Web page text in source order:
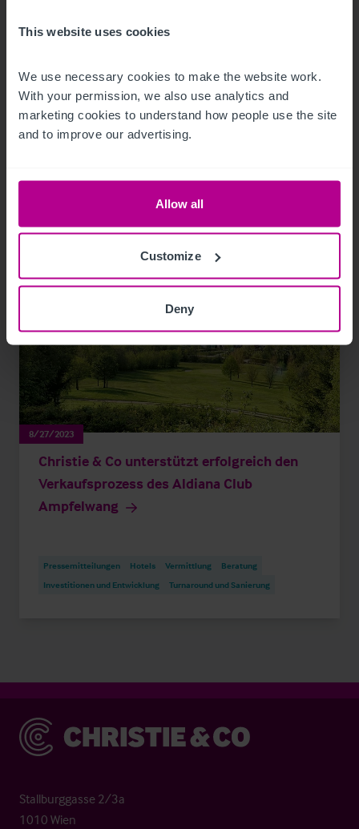
This website uses cookies
We use necessary cookies to make the website work.
With your permission, we also use analytics and
marketing cookies to understand how people use the site
and to improve our advertising.
Allow all
Customize
Deny
9/3/2023
Publikationen Hotels Bewertung
Turnaround und Sanierung
Vermittlung
Beratung
Pachtprüfung
8/27/2023
Christie & Co unterstützt erfolgreich den
Verkaufsprozess des Aldiana Club
Ampfelwang
Pressemitteilungen Hotels Vermittlung
Beratung
Investitionen und Entwicklung
Turnaround und Sanierung
Christie & Co
Stallburggasse 2/3a
1010 Wien